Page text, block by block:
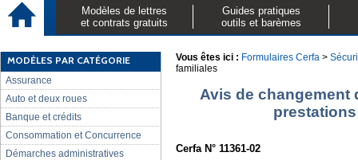
Modèles de lettres
et contrats gratuits
Guides pratiques
outils et barèmes
MODÈLES PAR CATÉGORIE
Assurance
Auto et deux roues
Banque et crédits
Consommation et Concurrence
Démarches administratives
Vous êtes ici : Formulaires Cerfa >
familiales
Avis de changement
Cerfa N° 11361-02